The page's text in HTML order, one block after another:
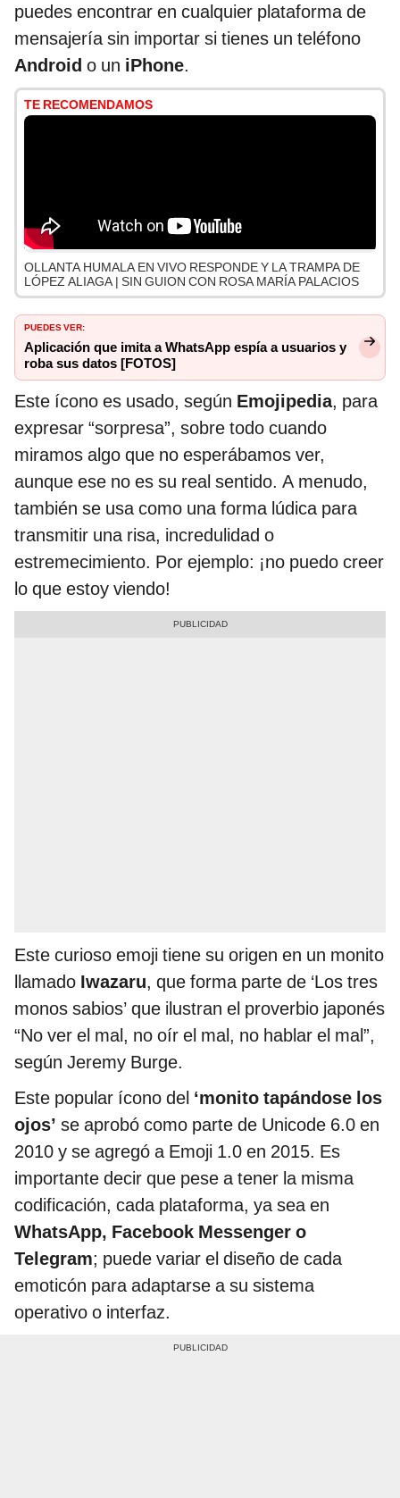
puedes encontrar en cualquier plataforma de
mensajería sin importar si tienes un teléfono
Android o un iPhone.
TE RECOMENDAMOS
OLLANTA HUMALA EN VIVO RESPONDE Y LA TRAMPA DE
LÓPEZ ALIAGA | SIN GUION CON ROSA MARÍA PALACIOS
PUEDES VER:
Aplicación que imita a WhatsApp espía a usuarios y
roba sus datos [FOTOS]
Este ícono es usado, según Emojipedia, para
expresar “sorpresa”, sobre todo cuando
miramos algo que no esperábamos ver,
aunque ese no es su real sentido. A menudo,
también se usa como una forma lúdica para
transmitir una risa, incredulidad o
estremecimiento. Por ejemplo: ¡no puedo creer
lo que estoy viendo!
Este curioso emoji tiene su origen en un monito
llamado Iwazaru, que forma parte de ‘Los tres
monos sabios’ que ilustran el proverbio japonés
“No ver el mal, no oír el mal, no hablar el mal”,
según Jeremy Burge.
Este popular ícono del ‘monito tapándose los
ojos’ se aprobó como parte de Unicode 6.0 en
2010 y se agregó a Emoji 1.0 en 2015. Es
importante decir que pese a tener la misma
codificación, cada plataforma, ya sea en
WhatsApp, Facebook Messenger o
Telegram; puede variar el diseño de cada
emoticón para adaptarse a su sistema
operativo o interfaz.